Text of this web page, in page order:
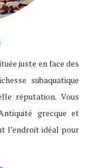
juste en face des
subaquatique
réputation. Vous
grecque et
l’endroit idéal pour